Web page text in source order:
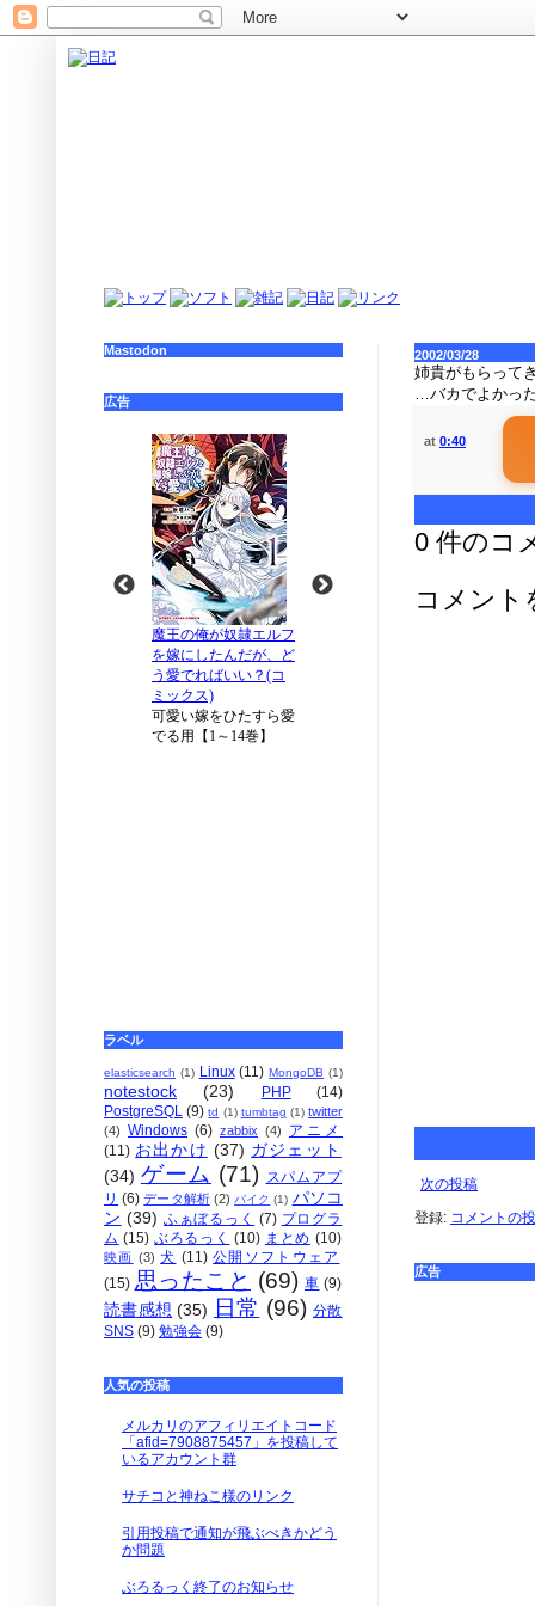
2002/03/28
姉貴がもらって
…バカでよかった
at 0:40
0 件のコ
コメント
次の投稿
登録: コメントの
広告
Mastodon
広告
ラベル
elasticsearch (1) Linux (11) MongoDB (1)
notestock (23) PHP
(14)
PostgreSQL (9) td (1) tumbtag (1) twitter
(4) Windows (6) zabbix (4)
アニメ
(11) お出かけ (37) ガジェット
(34) ゲーム (71) スパムアプ
リ (6) データ解析 (2) バイク (1) パソコ
ン (39) ふぁぼるっく (7) プログラ
ム (15) ぶろるっく (10) まとめ (10)
映画 (3) 犬 (11) 公開ソフトウェア
(15) 思ったこと (69) 車 (9)
読書感想 (35) 日常 (96) 分散
SNS (9) 勉強会 (9)
人気の投稿
メルカリのアフィリエイトコード
「afid=7908875457」を投稿して
いるアカウント群
サチコと神ねこ様のリンク
引用投稿で通知が飛ぶべきかどう
か問題
ぶろるっく終了のお知らせ